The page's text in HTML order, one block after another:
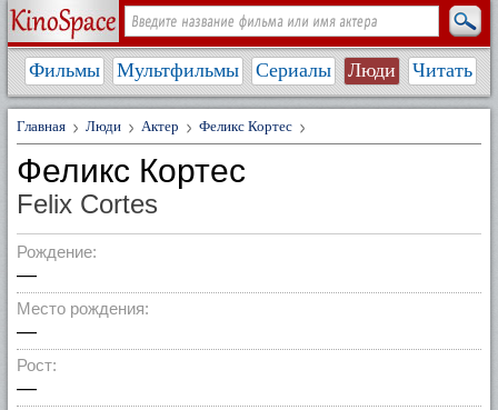
Фильмы Мультфильмы Сериалы Люди Читать
Главная Люди Актер Феликс Кортес
Феликс Кортес
Felix Cortes
Рождение:
—
Место рождения:
—
Рост:
—